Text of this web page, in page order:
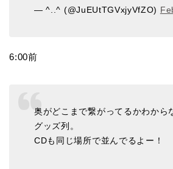
— ^..^ (@JuEUtTGVxjyVfZO)
6:00前
奥がどこまで繋がってるかわから
グッズ列。
CDも同じ場所で並んでるよー！